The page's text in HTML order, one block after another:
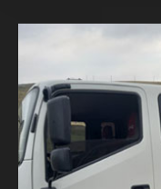
در تهران با
و در نقاط مختلف
سبک و سنگین